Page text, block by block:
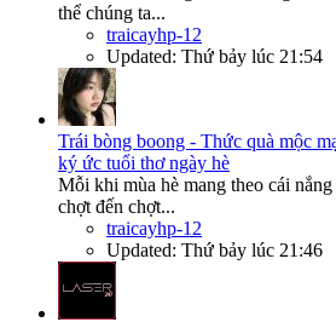
thể chúng ta...
traicayhp-12
Updated: Thứ bảy lúc 21:54
Trái bòng boong - Thức quà mộc
ký ức tuổi thơ ngày hè
Mỗi khi mùa hè mang theo cái
chợt đến chợt...
traicayhp-12
Updated: Thứ bảy lúc 21:46